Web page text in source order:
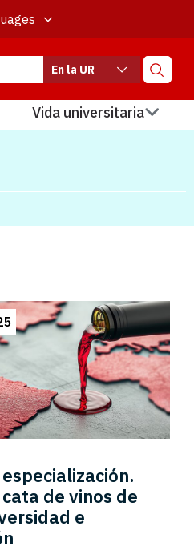
En la UR
Vida universitaria
de vinos de
e